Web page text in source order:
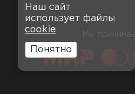
Мы
Наш сайт
использует файлы
cookie
Понятно